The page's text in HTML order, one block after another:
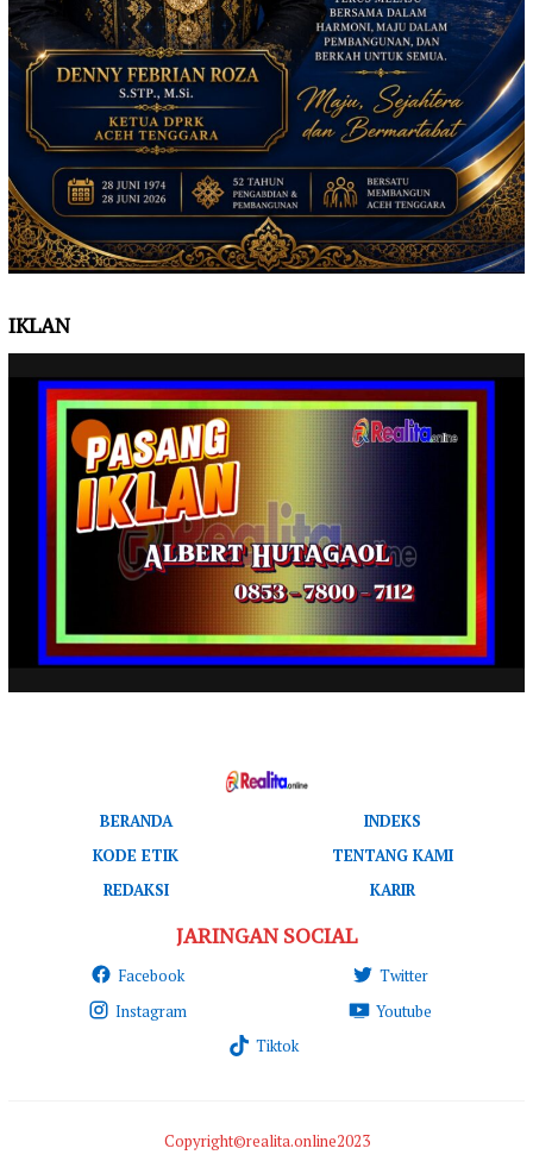
IKLAN
BERANDA
INDEKS
KODE ETIK
TENTANG KAMI
REDAKSI
KARIR
JARINGAN SOCIAL
Facebook
Twitter
Instagram
Youtube
Tiktok
Copyright©realita.online2023